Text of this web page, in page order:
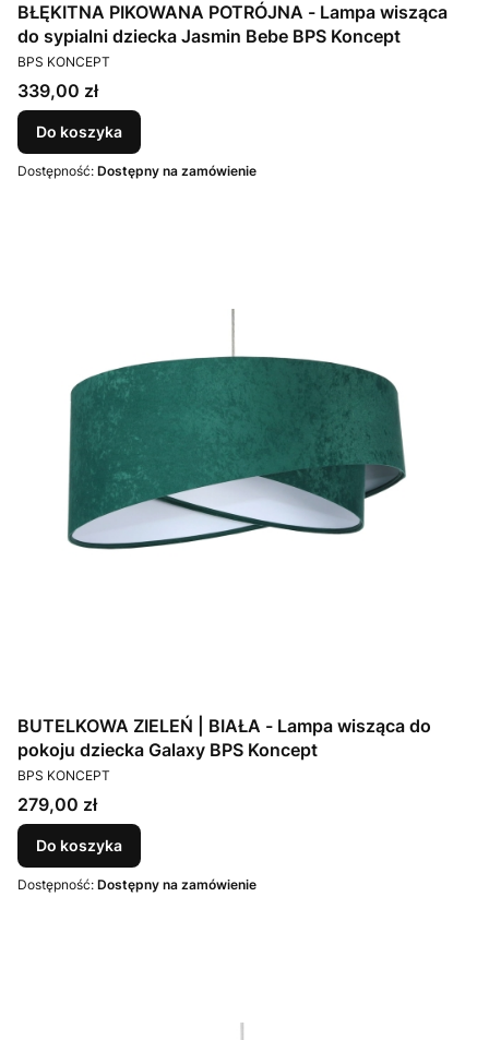
BŁĘKITNA PIKOWANA POTRÓJNA - Lampa wisząca
do sypialni dziecka Jasmin Bebe BPS Koncept
PRODUCENT
BPS KONCEPT
Cena
339,00 zł
Do koszyka
Dostępność: Dostępny na zamówienie
BUTELKOWA ZIELEŃ | BIAŁA - Lampa wisząca do
pokoju dziecka Galaxy BPS Koncept
PRODUCENT
BPS KONCEPT
Cena
279,00 zł
Do koszyka
Dostępność: Dostępny na zamówienie